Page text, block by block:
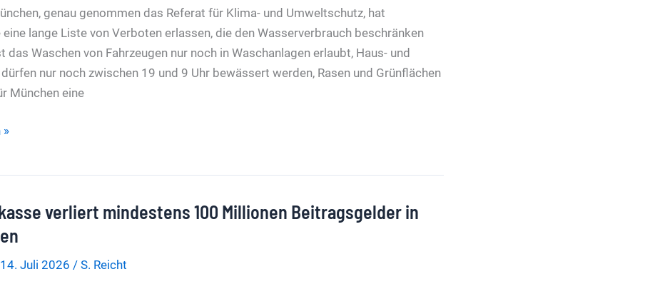
genau genommen das Referat für Klima- und Umweltschutz, hat
lange Liste von Verboten erlassen, die den Wasserverbrauch beschränken
das Waschen von Fahrzeugen nur noch in Waschanlagen erlaubt, Haus- und
nur noch zwischen 19 und 9 Uhr bewässert werden, Rasen und Grünflächen
München eine
»
verliert mindestens 100 Millionen Beitragsgelder in
14. Juli 2026 / S. Reicht